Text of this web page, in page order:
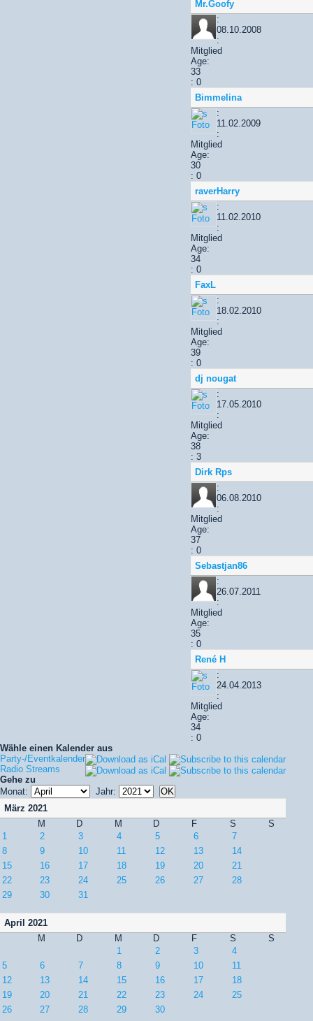
Mr.Goofy
:
08.10.2008
:
Mitglied
Age:
33
: 0
Bimmelina
:
11.02.2009
:
Mitglied
Age:
30
: 0
raverHarry
:
11.02.2010
:
Mitglied
Age:
34
: 0
FaxL
:
18.02.2010
:
Mitglied
Age:
39
: 0
dj nougat
:
17.05.2010
:
Mitglied
Age:
38
: 3
Dirk Rps
:
06.08.2010
:
Mitglied
Age:
37
: 0
Sebastjan86
:
26.07.2011
:
Mitglied
Age:
35
: 0
René H
:
24.04.2013
:
Mitglied
Age:
34
: 0
Wähle einen Kalender aus
Party-/Eventkalender
Radio Streams
Gehe zu
Monat:
Jahr:
März 2021
M
D M D F S
S
1
2 3 4 5 6
7
8
9 10 11 12 13
14
15
16 17 18 19 20
21
22
23 24 25 26 27
28
29
30 31
April 2021
M
D M D F S
S
1
2 3
4
5
6 7 8 9 10
11
12
13 14 15 16 17
18
19
20 21 22 23 24
25
26
27 28 29 30